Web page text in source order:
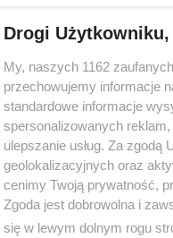
Drogi Użytkowniku,
My, naszych 1162
przechowujemy informacje
standardowe informacje
spersonalizowanych
ulepszanie usług. Za
geolokalizacyjnych oraz
cenimy Twoją prywatność,
Zgoda jest dobrowolna i
się w lewym dolnym rogu